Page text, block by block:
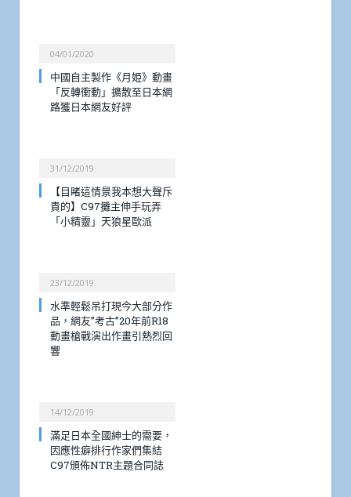
04/01/2020
中國自主製作《月姫》動畫
「反轉衝動」擴散至日本網
路獲日本網友好評
31/12/2019
【目睹這情景我本想大聲斥
責的】C97攤主伸手玩弄
「小精靈」天狼星歐派
23/12/2019
水準輕鬆吊打現今大部分作
品，網友”考古”20年前R18
動畫槍戰演出作畫引熱烈回
響
14/12/2019
滿足日本全國紳士的需要，
因應性癖排行作家們集結
C97頒佈NTR主題合同誌